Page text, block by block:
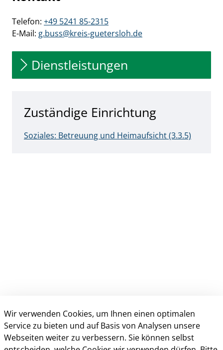
Telefon: +49 5241 85-2315
E-Mail: g.buss@kreis-guetersloh.de
Dienstleistungen
Zuständige Einrichtung
Soziales: Betreuung und Heimaufsicht (3.3.5)
Anschrift & Kontakt
Kreisverwaltung Gütersloh
Wir verwenden Cookies, um Ihnen einen optimalen
Service zu bieten und auf Basis von Analysen unsere
Webseiten weiter zu verbessern. Sie können selbst